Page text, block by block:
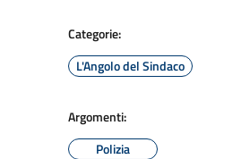
Categorie:
L'Angolo del Sindaco
Argomenti:
Polizia